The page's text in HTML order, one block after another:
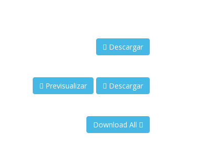
Descargar
Previsualizar Descargar
Download All